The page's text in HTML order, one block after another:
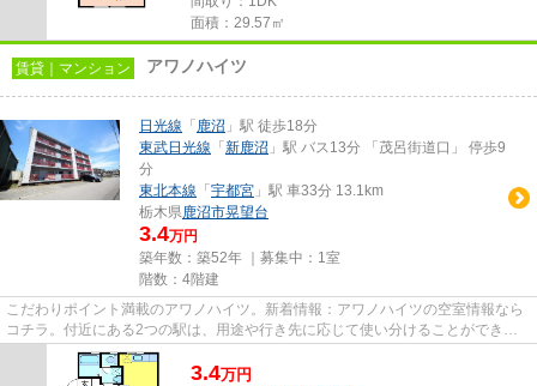
面積：29.57㎡
賃貸｜マンション アワノハイツ
日光線 「 鹿沼 」駅 徒歩18分
東武日光線 「 新鹿沼 」駅 バス13分 「茂呂街道口」 停歩9
分
東北本線 「 宇都宮 」駅 車33分 13.1km
栃木県鹿沼市晃望台
3.4万円
築年数：築52年 ｜募集中： 1室
階数：4階建
こだわりポイント満載のアワノハイツ。新着情報：アワノハイツの空室情報なら
コチラ。付近にある2つの駅は、用途や行き先に応じて使い分けることができま
す。防犯対策もバッチリなマン...
3.4万円